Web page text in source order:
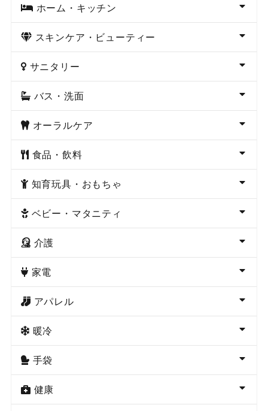
ホーム・キッチン
スキンケア・ビューティー
サニタリー
バス・洗面
オーラルケア
食品・飲料
知育玩具・おもちゃ
ベビー・マタニティ
介護
家電
アパレル
暖冷
手袋
健康